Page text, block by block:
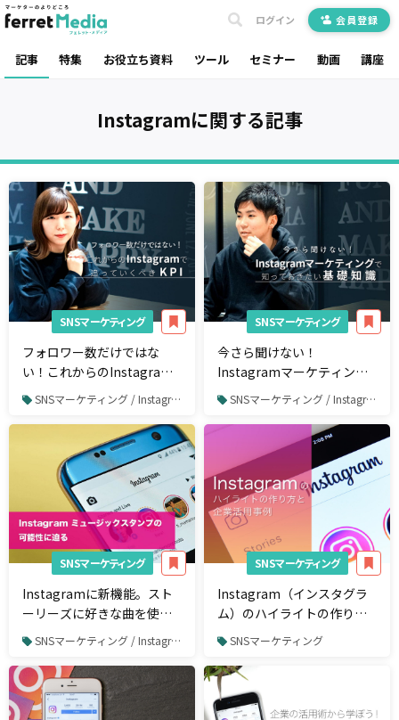
記事 特集 お役立ち資料 ツール セミナー 動画 講座
ログイン 会員登録
Instagramに関する記事
SNSマーケティング
フォロワー数だけではな
い！これからのInstagram
で追っていくべきKPI
SNSマーケティング / Instagram / Instagram運用
SNSマーケティング
今さら聞けない！
Instagramマーケティング
で知っておきたい基礎知識
SNSマーケティング / Instagram
SNSマーケティング
Instagramに新機能。スト
ーリーズに好きな曲を使え
る「ミュージックスタン
SNSマーケティング / Instagram
SNSマーケティング
Instagram（インスタグラ
ム）のハイライトの作り方
と企業活用事例
SNSマーケティング